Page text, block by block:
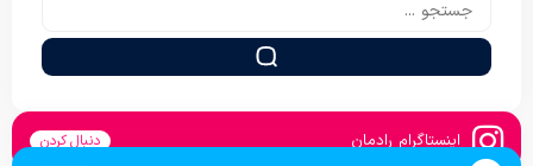
اینستاگرام رادمان دنبال کردن